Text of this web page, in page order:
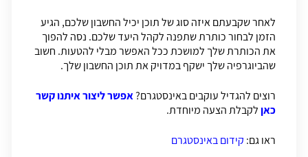
לאחר שקבעתם איזה סוג של תוכן יכיל החשבון שלכם, הגיע
הזמן לבחור כותרת שתפנה לקהל היעד שלכם. נסה להפוך
את הכותרת שלך למושכת ככל האפשר מבלי להטעות. חשוב
שהביוגרפיה שלך ישקף במדויק את תוכן החשבון שלך.
רוצים להגדיל עוקבים באינסטגרם?אפשר ליצור איתנו קשר
כאןלקבלת הצעה מיוחדת.
ראו גם: קידום באינסטגרם